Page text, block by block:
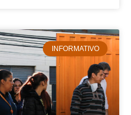
INFORMATIVO